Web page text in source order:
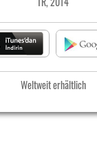
Weltweit erhältlich